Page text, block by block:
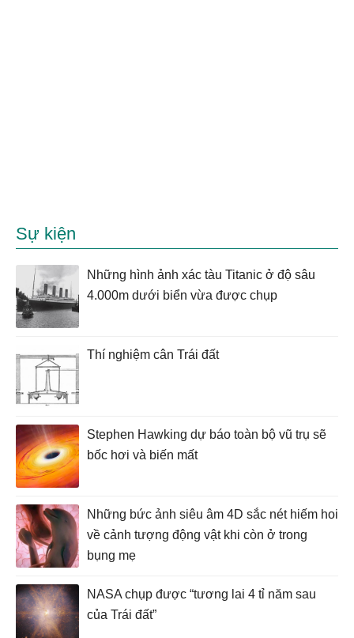
Sự kiện
Những hình ảnh xác tàu Titanic ở độ sâu
4.000m dưới biển vừa được chụp
Thí nghiệm cân Trái đất
Stephen Hawking dự báo toàn bộ vũ trụ sẽ
bốc hơi và biến mất
Những bức ảnh siêu âm 4D sắc nét hiếm hoi
về cảnh tượng động vật khi còn ở trong
bụng mẹ
NASA chụp được “tương lai 4 tỉ năm sau
của Trái đất”